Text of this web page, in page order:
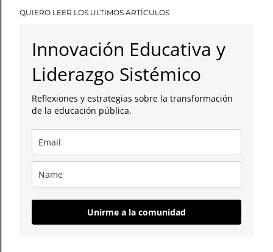
t
QUIERO LEER LOS ULTIMOS ARTÍCULOS
Innovación Educativa y
Liderazgo Sistémico
Reflexiones y estrategias sobre la transformación
de la educación pública.
Unirme a la comunidad